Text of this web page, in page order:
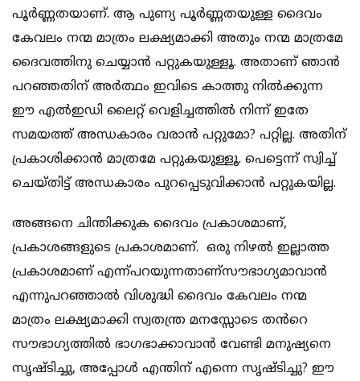
പൂർണ്ണതയാണ്. ആ പുണ്യ പൂർണ്ണതയുള്ള ദൈവം
കേവലം നന്മ മാത്രം ലക്ഷ്യമാക്കി അതും നന്മ മാത്രമേ
ദൈവത്തിനു ചെയ്യാൻ പറ്റുകയുള്ളൂ. അതാണ് ഞാൻ
പറഞ്ഞതിന് അർത്ഥം ഇവിടെ കാത്തു നിൽക്കുന്ന
ഈ എൽഇഡി ലൈറ്റ് വെളിച്ചത്തിൽ നിന്ന് ഇതേ
സമയത്ത് അന്ധകാരം വരാൻ പറ്റുമോ? പറ്റില്ല. അതിന്
പ്രകാശിക്കാൻ മാത്രമേ പറ്റുകയുള്ളൂ. പെട്ടെന്ന് സ്വിച്ച്
ചെയ്തിട്ട് അന്ധകാരം പുറപ്പെടുവിക്കാൻ പറ്റുകയില്ല.
അങ്ങനെ ചിന്തിക്കുക ദൈവം പ്രകാശമാണ്,
പ്രകാശങ്ങളുടെ പ്രകാശമാണ്. ഒരു നിഴൽ ഇല്ലാത്ത
പ്രകാശമാണ് എന്ന്പറയുന്നതാണ്സൗഭാഗ്യമാവാൻ
എന്നുപറഞ്ഞാൽ വിശുദ്ധി ദൈവം കേവലം നന്മ
മാത്രം ലക്ഷ്യമാക്കി സ്വതന്ത്ര മനസ്സോടെ തൻറെ
സൗഭാഗ്യത്തിൽ ഭാഗഭാക്കാവാൻ വേണ്ടി മനുഷ്യനെ
സൃഷ്ടിച്ചു, അപ്പോൾ എന്തിന് എന്നെ സൃഷ്ടിച്ചു? ഈ